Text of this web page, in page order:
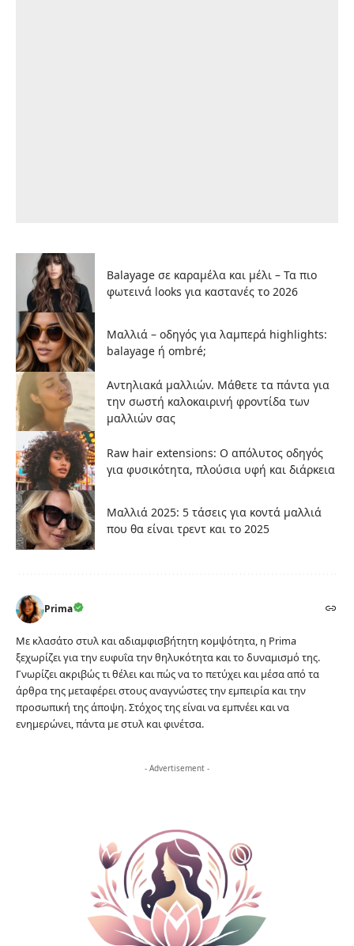
Balayage σε καραμέλα και μέλι – Τα πιο
φωτεινά looks για καστανές το 2026
Μαλλιά – οδηγός για λαμπερά highlights:
balayage ή ombré;
Αντηλιακά μαλλιών. Μάθετε τα πάντα για
την σωστή καλοκαιρινή φροντίδα των
μαλλιών σας
Raw hair extensions: Ο απόλυτος οδηγός
για φυσικότητα, πλούσια υφή και διάρκεια
Μαλλιά 2025: 5 τάσεις για κοντά μαλλιά
που θα είναι τρεντ και το 2025
Prima
Με κλασάτο στυλ και αδιαμφισβήτητη κομψότητα, η Prima
ξεχωρίζει για την ευφυΐα την θηλυκότητα και το δυναμισμό της.
Γνωρίζει ακριβώς τι θέλει και πώς να το πετύχει και μέσα από τα
άρθρα της μεταφέρει στους αναγνώστες την εμπειρία και την
προσωπική της άποψη. Στόχος της είναι να εμπνέει και να
ενημερώνει, πάντα με στυλ και φινέτσα.
- Advertisement -